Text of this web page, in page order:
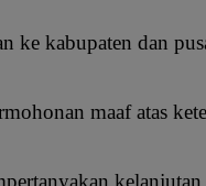
ke kabupaten dan
maaf atas